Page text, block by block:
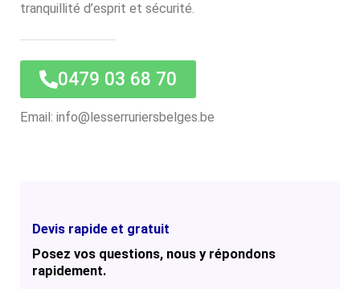
tranquillité d’esprit et sécurité.
0479 03 68 70
Email: info@lesserruriersbelges.be
Devis rapide et gratuit
Posez vos questions, nous y répondons
rapidement.